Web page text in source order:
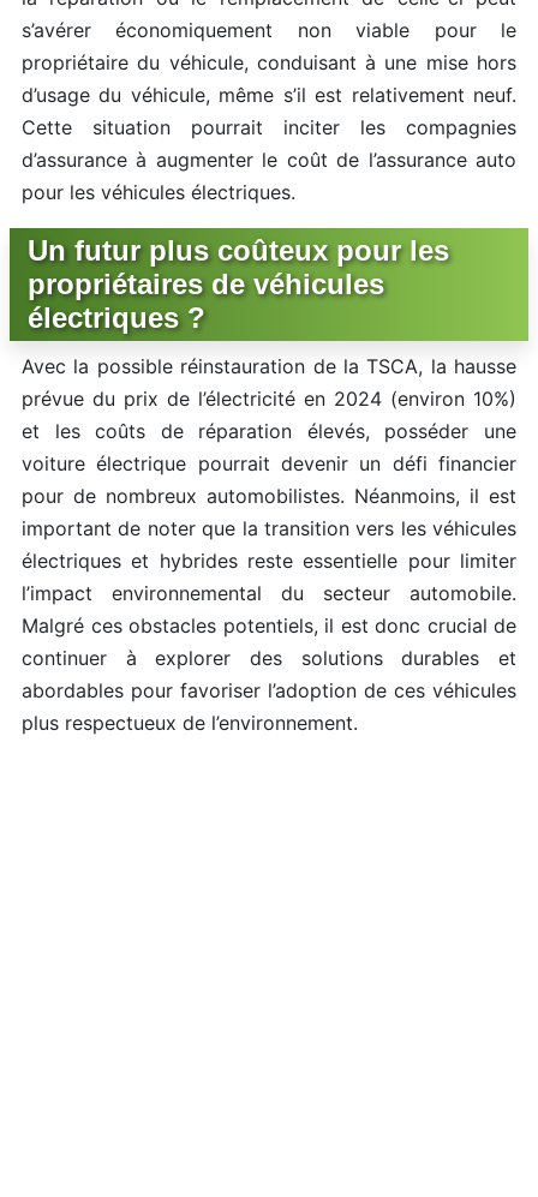
s’avérer économiquement non viable pour le
propriétaire du véhicule, conduisant à une mise hors
d’usage du véhicule, même s’il est relativement neuf.
Cette situation pourrait inciter les compagnies
d’assurance à augmenter le coût de l’assurance auto
pour les véhicules électriques.
Un futur plus coûteux pour les
propriétaires de véhicules
électriques ?
Avec la possible réinstauration de la TSCA, la hausse
prévue du prix de l’électricité en 2024 (environ 10%)
et les coûts de réparation élevés, posséder une
voiture électrique pourrait devenir un défi financier
pour de nombreux automobilistes. Néanmoins, il est
important de noter que la transition vers les véhicules
électriques et hybrides reste essentielle pour limiter
l’impact environnemental du secteur automobile.
Malgré ces obstacles potentiels, il est donc crucial de
continuer à explorer des solutions durables et
abordables pour favoriser l’adoption de ces véhicules
plus respectueux de l’environnement.